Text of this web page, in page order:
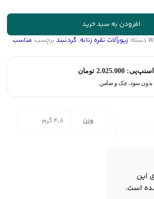
افزودن به سبد خرید
دسته: زیورآلات نقره زنانه, گردنبند برچسب: مناسب
2.025.000 تومان
وزن 4,8 گرم
این
است.